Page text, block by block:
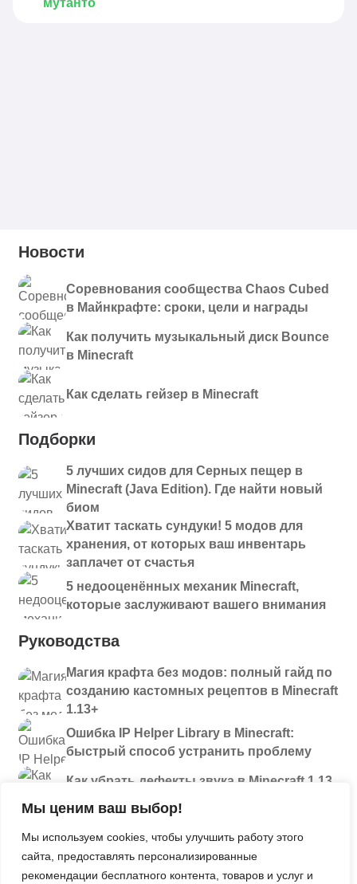
Мы ценим ваш выбор!
Мы используем cookies, чтобы улучшить работу этого
сайта, предоставлять персонализированные
рекомендации бесплатного контента, товаров и услуг и
Новости
Соревнования сообщества Chaos Cubed
в Майнкрафте: сроки, цели и награды
Как получить музыкальный диск Bounce
в Minecraft
Как сделать гейзер в Minecraft
Подборки
5 лучших сидов для Серных пещер в
Minecraft (Java Edition). Где найти новый
биом
Хватит таскать сундуки! 5 модов для
хранения, от которых ваш инвентарь
заплачет от счастья
5 недооценённых механик Minecraft,
которые заслуживают вашего внимания
Руководства
Магия крафта без модов: полный гайд по
созданию кастомных рецептов в Minecraft
1.13+
Ошибка IP Helper Library в Minecraft:
быстрый способ устранить проблему
Как убрать дефекты звука в Minecraft 1.13
Секреты
Давайте поиграем. Больше инструментов